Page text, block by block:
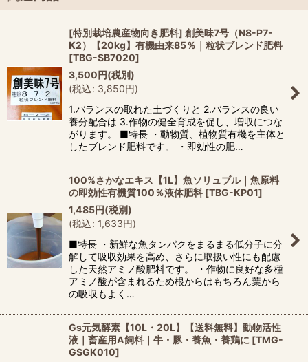
[特別栽培農産物向き肥料] 創美味7号（N8-P7-
K2）【20kg】有機由来85％｜粒状ブレンド肥料
[TBG-SB7020]
3,500円(税別)
(税込: 3,850円)
1.バランスの取れた土づくりと 2.バランスの良い
養分配合は 3.作物の健全育成を促し、増収につな
がります。 ■特長 ・動物質、植物質有機を主体と
したブレンド肥料です。 ・即効性の肥…
100%さかなエキス【1L】魚ソリュブル｜魚原料
の即効性有機質100％液体肥料 [TBG-KP01]
1,485円(税別)
(税込: 1,633円)
■特長 ・新鮮な魚タンパクをまるまる低分子に分
解して吸収効果を高め、さらに取扱い性にも配慮
した天然アミノ酸肥料です。 ・作物に良好な多種
アミノ酸が含まれるため根からはもちろん葉から
の吸収もよく…
Gs元気酵素【10L・20L】【送料無料】動物活性
液｜畜産用A飼料｜牛・豚・養魚・養鶏に [TMG-
GSGK010]